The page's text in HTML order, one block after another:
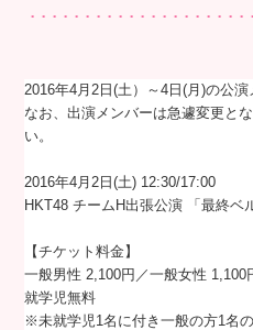
2016年4月2日(土）～4日(月)の公
なお、出演メンバーは急遽変更と
い。
2016年4月2日(土) 12:30/17:00
HKT48 チームH出張公演 「最終ベ
【チケット料金】
一般男性 2,100円／一般女性
就学児無料
※未就学児1名に付き一般の方1名